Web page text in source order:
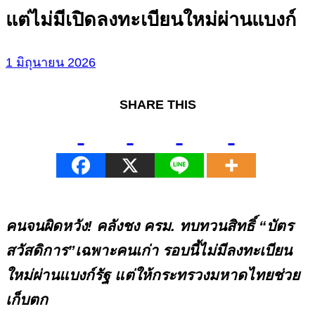
แต่ไม่มีเปิดลงทะเบียนใหม่ผ่านแบงก์
1 มิถุนายน 2026
SHARE THIS
คนจนผิดหวัง! คลังชง ครม. ทบทวนสิทธิ์ “บัตร
สวัสดิการ”เฉพาะคนเก่า รอบนี้ไม่มีลงทะเบียน
ใหม่ผ่านแบงก์รัฐ แต่ให้กระทรวงมหาดไทยช่วย
เก็บตก